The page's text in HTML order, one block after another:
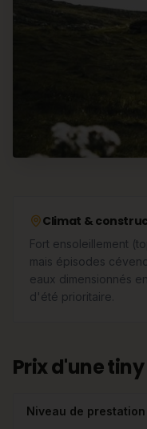
Climat &
Fort ensoleillement
mais épisodes
eaux dimensionnés
d'été prioritaire.
Prix d'une
Niveau de prestation